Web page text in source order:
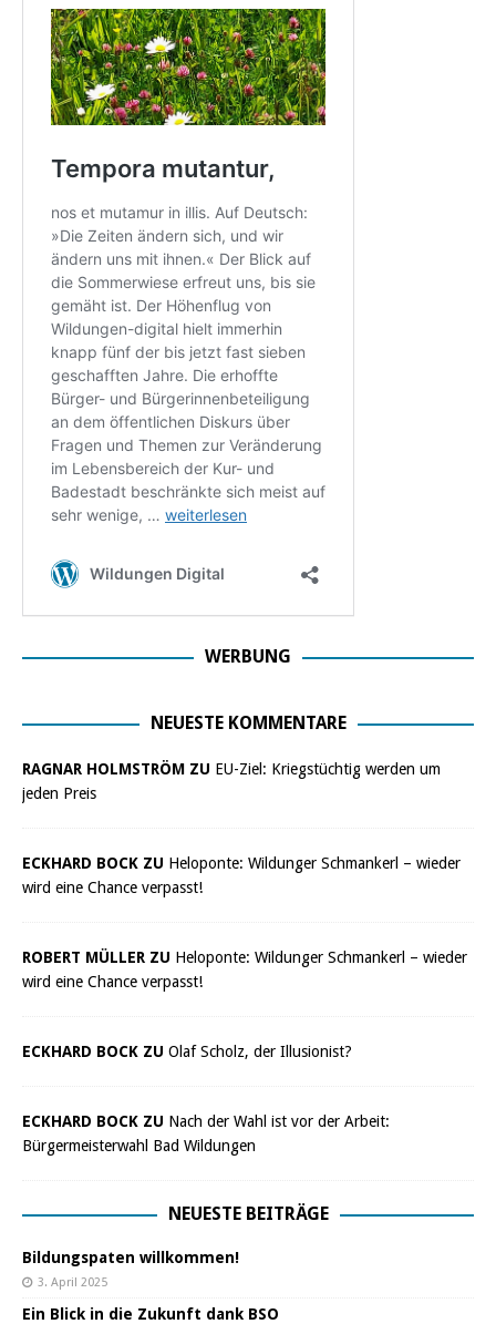
WERBUNG
NEUESTE KOMMENTARE
RAGNAR HOLMSTRÖM ZU EU-Ziel: Kriegstüchtig werden um
jeden Preis
ECKHARD BOCK ZU Heloponte: Wildunger Schmankerl – wieder
wird eine Chance verpasst!
ROBERT MÜLLER ZU Heloponte: Wildunger Schmankerl – wieder
wird eine Chance verpasst!
ECKHARD BOCK ZU Olaf Scholz, der Illusionist?
ECKHARD BOCK ZU Nach der Wahl ist vor der Arbeit:
Bürgermeisterwahl Bad Wildungen
NEUESTE BEITRÄGE
Bildungspaten willkommen!
3. April 2025
Ein Blick in die Zukunft dank BSO